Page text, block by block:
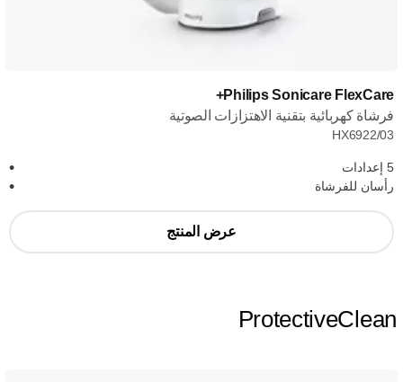
Philips Sonicare FlexCare+
فرشاة كهربائية بتقنية الاهتزازات الصوتية
HX6922/03
5 إعدادات
رأسان للفرشاة
عرض المنتج
ProtectiveClean